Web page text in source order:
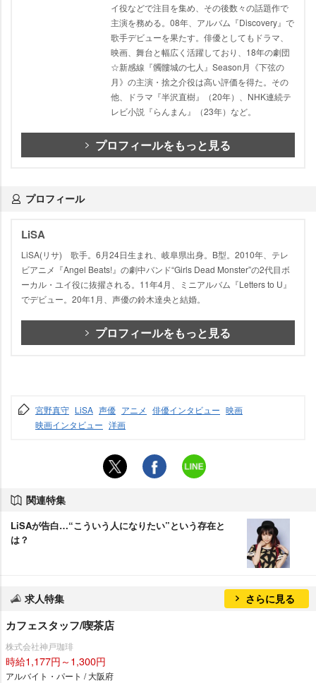
イ役などで注目を集め、その後数々の話題作で
主演を務める。08年、アルバム『Discovery』で
歌手デビューを果たす。俳優としてもドラマ、
映画、舞台と幅広く活躍しており、18年の劇団
☆新感線『髑髏城の七人』Season月《下弦の
月》の主演・捨之介役は高い評価を得た。その
他、ドラマ『半沢直樹』（20年）、NHK連続テ
レビ小説『らんまん』（23年）など。
プロフィールをもっと見る
プロフィール
LiSA
LiSA(リサ) 歌手。6月24日生まれ、岐阜県出身。B型。2010年、テレ
ビアニメ『Angel Beats!』の劇中バンド“Girls Dead Monster”の2代目ボ
ーカル・ユイ役に抜擢される。11年4月、ミニアルバム『Letters to U』
でデビュー。20年1月、声優の鈴木達央と結婚。
プロフィールをもっと見る
宮野真守 LiSA 声優 アニメ 俳優インタビュー 映画
映画インタビュー 洋画
関連特集
LiSAが告白…“こういう人になりたい”という存在と
は？
求人特集 さらに見る
カフェスタッフ/喫茶店
株式会社神戸珈琲
時給1,177円～1,300円
アルバイト・パート / 大阪府